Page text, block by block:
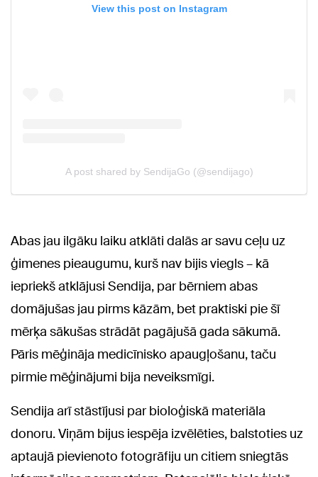
Abas jau ilgāku laiku atklāti dalās ar savu ceļu uz
ģimenes pieaugumu, kurš nav bijis viegls – kā
iepriekš atklājusi Sendija, par bērniem abas
domājušas jau pirms kāzām, bet praktiski pie šī
mērķa sākušas strādāt pagājušā gada sākumā.
Pāris mēģināja medicīnisko apaugļošanu, taču
pirmie mēģinājumi bija neveiksmīgi.
Sendija arī stāstījusi par bioloģiskā materiāla
donoru. Viņām bijus iespēja izvēlēties, balstoties uz
aptaujā pievienoto fotogrāfiju un citiem sniegtās